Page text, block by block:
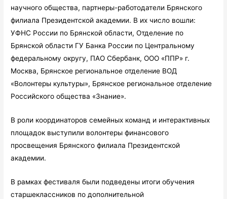
научного общества, партнеры-работодатели Брянского
филиала Президентской академии. В их число вошли:
УФНС России по Брянской области, Отделение по
Брянской области ГУ Банка России по Центральному
федеральному округу, ПАО Сбербанк, ООО «ППР» г.
Москва, Брянское региональное отделение ВОД
«Волонтеры культуры», Брянское региональное отделение
Российского общества «Знание».
В роли координаторов семейных команд и интерактивных
площадок выступили волонтеры финансового
просвещения Брянского филиала Президентской
академии.
В рамках фестиваля были подведены итоги обучения
старшеклассников по дополнительной